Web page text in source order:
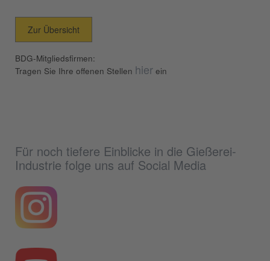
Zur Übersicht
BDG-Mitgliedsfirmen:
Tragen Sie Ihre offenen Stellen hier ein
Für noch tiefere Einblicke in die Gießerei-
Industrie folge uns auf Social Media